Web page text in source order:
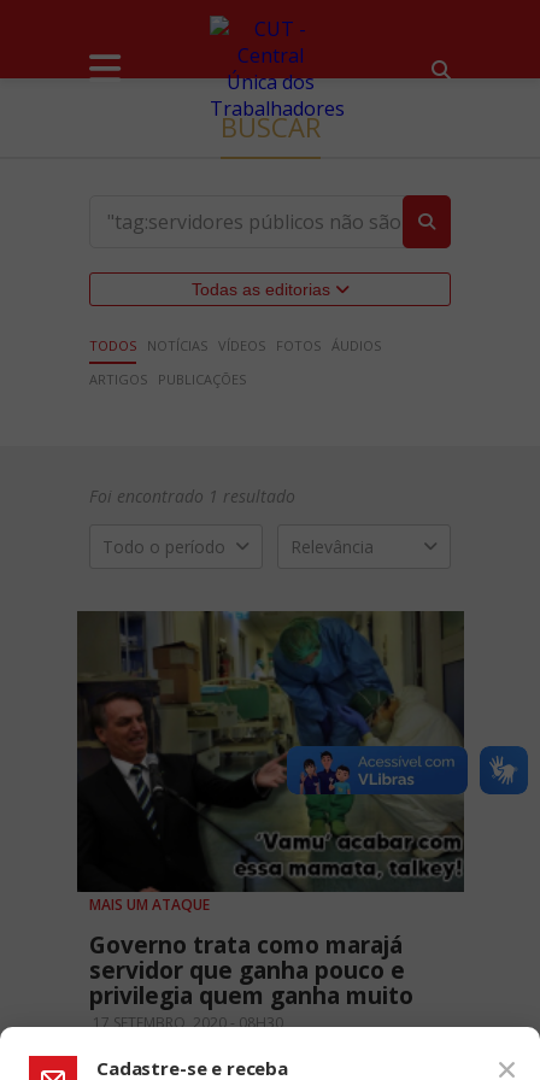
BUSCAR
Todas as editorias
TODOS NOTÍCIAS VÍDEOS FOTOS ÁUDIOS
ARTIGOS
PUBLICAÇÕES
Foi encontrado 1 resultado
Todo o período Relevância
MAIS UM ATAQUE
Governo trata como marajá
servidor que ganha pouco e
privilegia quem ganha muito
17 SETEMBRO, 2020 - 08H30
Cadastre-se e receba